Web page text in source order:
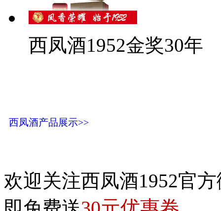
西凤酒1952金奖30年
西凤酒产品展示>>
欢迎关注西凤酒1952官